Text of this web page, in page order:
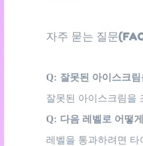
자주 묻는 질문
Q: 잘못된 아이스크
잘못된 아이스크림을
Q: 다음 레벨로 어떻
레벨을 통과하려면